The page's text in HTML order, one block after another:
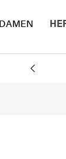
DAMEN